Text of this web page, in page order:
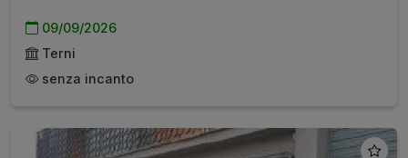
09/09/2026
Terni
senza incanto